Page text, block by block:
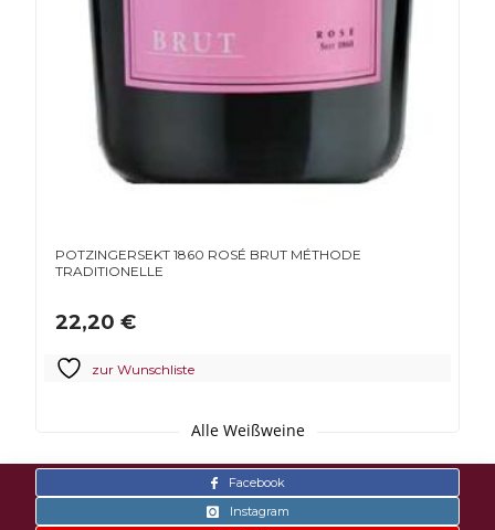
POTZINGERSEKT 1860 ROSÉ BRUT MÉTHODE
TRADITIONELLE
22,20€
zur Wunschliste
Alle Weißweine
Facebook
Instagram